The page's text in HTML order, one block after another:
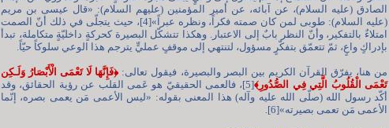
الصادق (عليه السلام)، عن آبائه، عن أمير المؤمنين (عليهم السلام): «قال عيسى بن مريم
(عليه السلام): طوبى لمن كان صمته فكراً، ونظره عبراً»[4]، حيث يتجلّى في ذلك أنّ الصمت
امتلاءٌ بالتفكير، وأنّ النظر بابٌ إلى الاعتبار. وهكذا تتشكّل البصيرة كحركةٍ داخليّةٍ متكاملة، تبدأ
بإدراكٍ واعٍ، ثمّ تتعمّق بتفكّرٍ مسؤول، لتنتهي إلى موقفٍ عمليٍّ يترجم هذا الوعي سلوكاً حيّاً.
من هنا، يفرّق القرآن الكريم بين البصر والبصيرة، فيقول تعالى: ﴿فَإِنَّهَا لَا تَعْمَى الْأَبْصَارُ وَلَـكِن
تَعْمَى الْقُلُوبُ الَّتِي فِي الصُّدُورِ﴾
[5]، فالعمى الحقيقيّ هو عَمى القلب عن رؤية الحقائق، وقد
أكّد رسول الله (صلّى الله عليه وآله) هذا المعنى بقوله: «ليس الأعمى مَن يعمى بصره، إنّما
الأعمى مَن تعمى بصيرته»[6].